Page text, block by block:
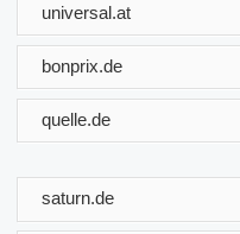
universal.at
bonprix.de
quelle.de
saturn.de